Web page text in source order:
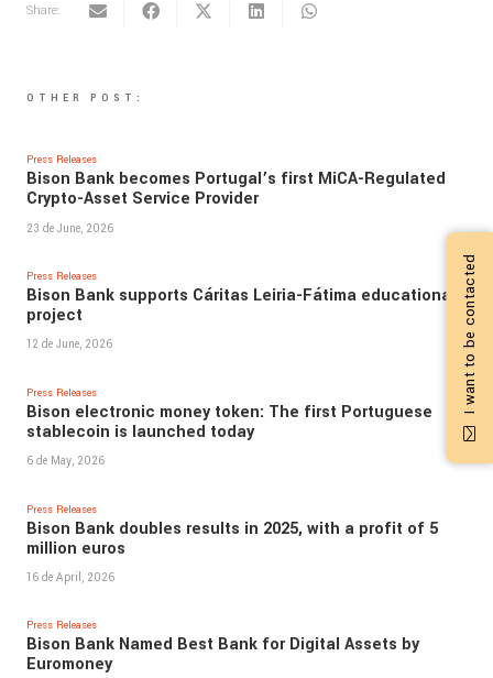
Share:
OTHER POST:
Press Releases
Bison Bank becomes Portugal’s first MiCA-Regulated
Crypto-Asset Service Provider
23 de June, 2026
Press Releases
Bison Bank supports Cáritas Leiria-Fátima educational
project
12 de June, 2026
Press Releases
Bison electronic money token: The first Portuguese
stablecoin is launched today
6 de May, 2026
Press Releases
Bison Bank doubles results in 2025, with a profit of 5
million euros
16 de April, 2026
Press Releases
Bison Bank Named Best Bank for Digital Assets by
Euromoney
I want to be contacted